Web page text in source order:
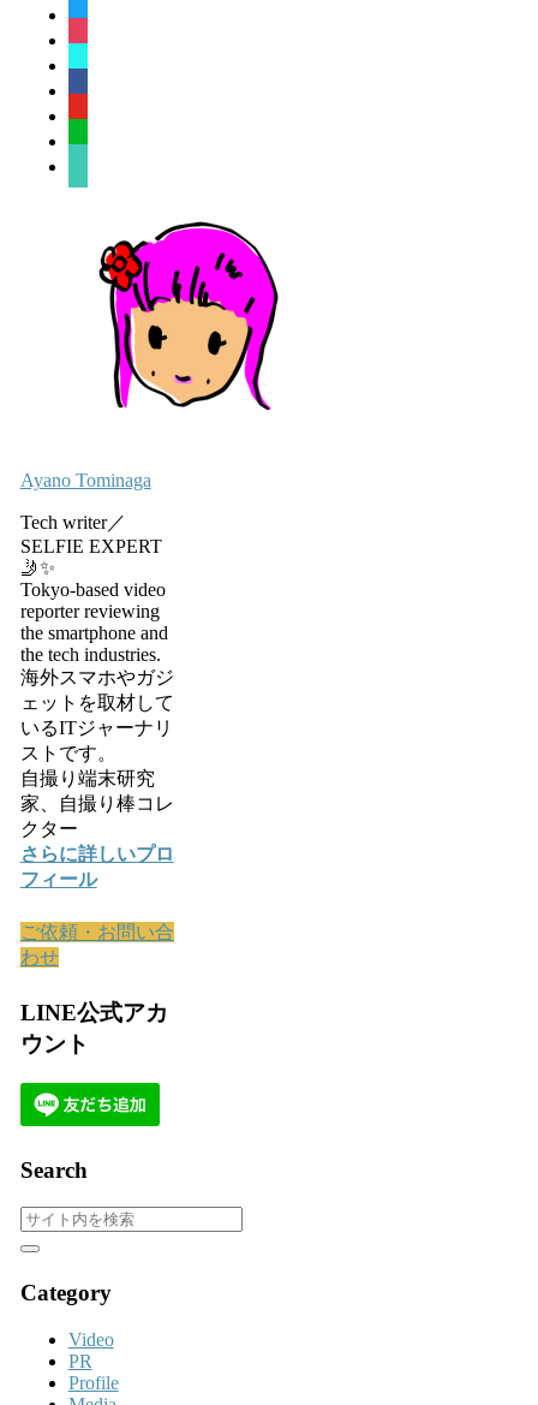
note-
Ayano Tominaga
Tech writer／
SELFIE EXPERT
🤳✨
Tokyo-based video
reporter reviewing
the smartphone and
the tech industries.
海外スマホやガジ
ェットを取材して
いるITジャーナリ
ストです。
自撮り端末研究
家、自撮り棒コレ
クター
さらに詳しいプロ
フィール
ご依頼・お問い合
わせ
LINE公式アカ
ウント
Search
Category
Video
PR
Profile